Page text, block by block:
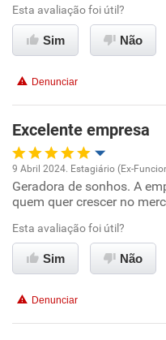
Esta avaliação foi útil?
Sim Não
Denunciar
Excelente empresa
Oportunidade de
Ambiente de trabalho
Conciliação com a vida
9 Abril 2024. Estagiário (Ex-
Geradora de sonhos. A
quem quer crescer no
Esta avaliação foi útil?
Sim Não
Denunciar